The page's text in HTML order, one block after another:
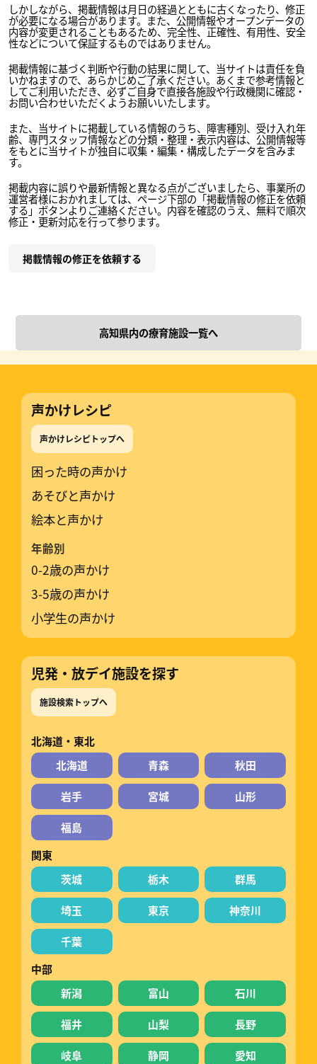
しかしながら、掲載情報は月日の経過とともに古くなったり、修正
が必要になる場合があります。また、公開情報やオープンデータの
内容が変更されることもあるため、完全性、正確性、有用性、安全
性などについて保証するものではありません。
掲載情報に基づく判断や行動の結果に関して、当サイトは責任を負
いかねますので、あらかじめご了承ください。あくまで参考情報と
してご利用いただき、必ずご自身で直接各施設や行政機関に確認・
お問い合わせいただくようお願いいたします。
また、当サイトに掲載している情報のうち、障害種別、受け入れ年
齢、専門スタッフ情報などの分類・整理・表示内容は、公開情報等
をもとに当サイトが独自に収集・編集・構成したデータを含みま
す。
掲載内容に誤りや最新情報と異なる点がございましたら、事業所の
運営者様におかれましては、ページ下部の「掲載情報の修正を依頼
する」ボタンよりご連絡ください。内容を確認のうえ、無料で順次
修正・更新対応を行って参ります。
掲載情報の修正を依頼する
高知県内の療育施設一覧へ
声かけレシピ
声かけレシピトップへ
困った時の声かけ
あそびと声かけ
絵本と声かけ
年齢別
0-2歳の声かけ
3-5歳の声かけ
小学生の声かけ
児発・放デイ施設を探す
施設検索トップへ
北海道・東北
北海道
青森 秋田
岩手 宮城 山形
福島
関東
茨城
栃木 群馬
埼玉 東京 神奈川
千葉
中部
新潟
富山 石川
福井 山梨 長野
岐阜 静岡
愛知